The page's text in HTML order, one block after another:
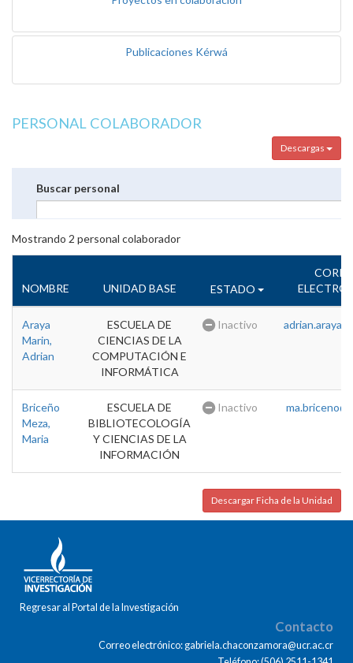
Publicaciones Kérwá
PERSONAL COLABORADOR
Descargas
Buscar personal
Mostrando 2 personal colaborador
NOMBRE UNIDAD BASE ESTADO
Araya
Marin,
Adrian
ESCUELA DE
CIENCIAS DE LA
COMPUTACIÓN E
INFORMÁTICA
Inactivo
Briceño
Meza,
Maria
ESCUELA DE
BIBLIOTECOLOGÍA
Y CIENCIAS DE LA
INFORMACIÓN
Inactivo
Descargar Ficha de la Unidad
Regresar al Portal de la Investigación
Contacto
Correo electrónico: gabriela.chaconzamora@ucr.ac.cr